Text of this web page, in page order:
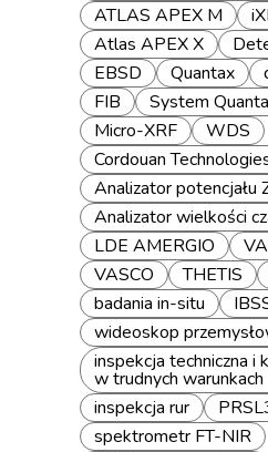
ATLAS APEX M
Atlas APEX X
EBSD
Quantax
FIB
System
Micro-XRF
WDS
Cordouan
Analizator potencjału
Analizator wielkości
LDE AMERGIO
VASCO
THETIS
badania in-situ
wideoskop
inspekcja techniczna i
w trudnych warunkach
inspekcja rur
spektrometr FT-NIR